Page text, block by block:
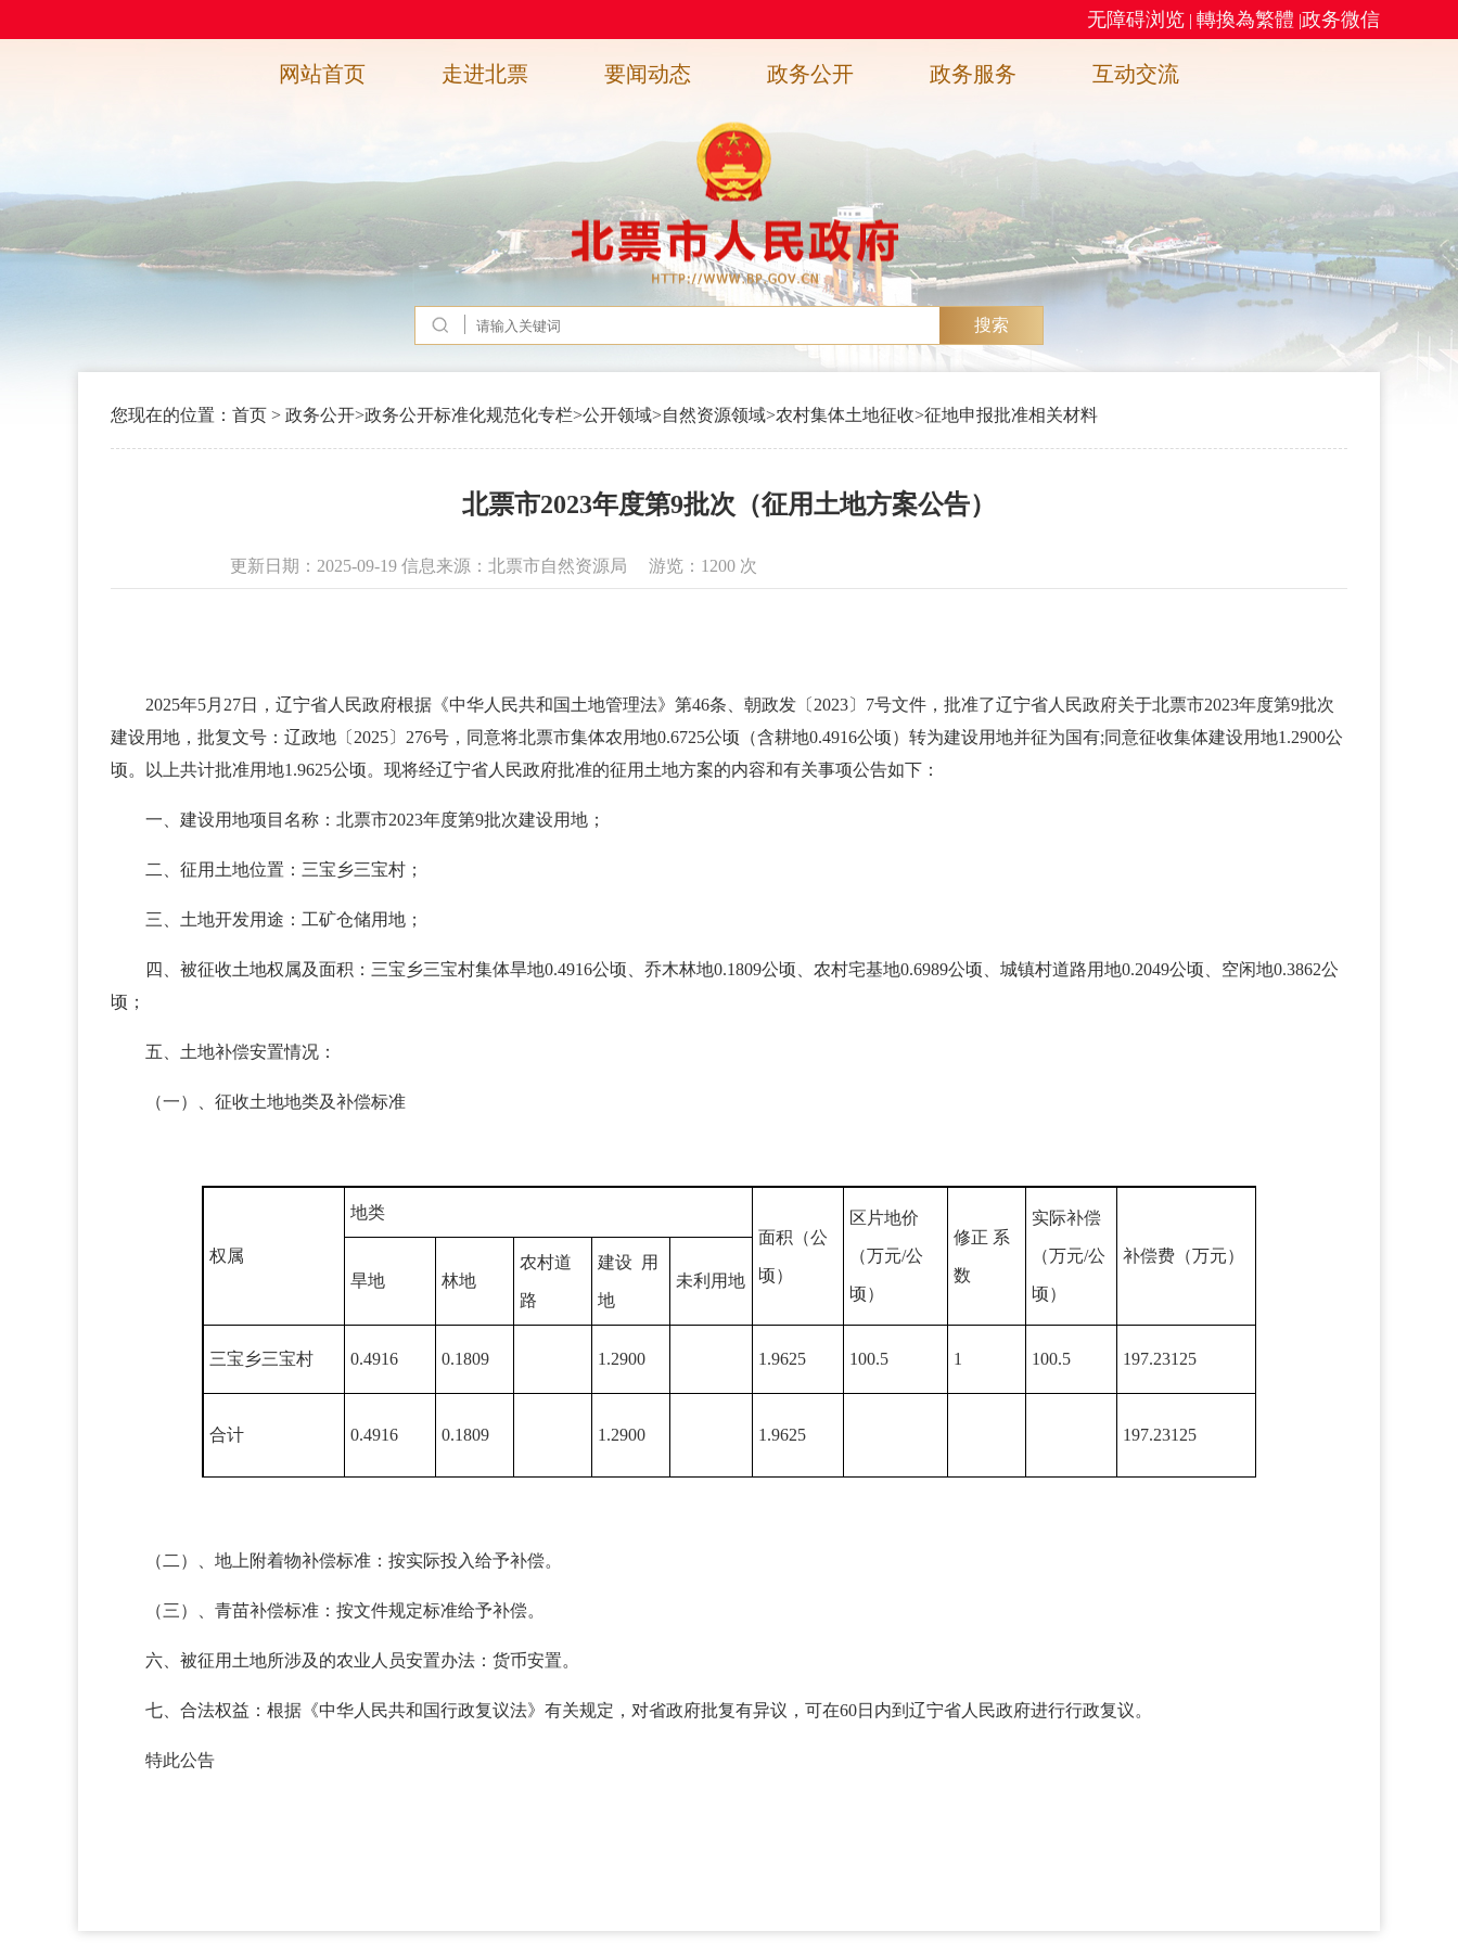
无障碍浏览 | 轉換為繁體 |政务微信
网站首页 走进北票 要闻动态 政务公开 政务服务 互动交流
搜索
您现在的位置： 首页 > 政务公开>政务公开标准化规范化专栏>公开领域>自然资源领域>农村集体土地征收>征地申报批准相关材料
北票市2023年度第9批次（征用土地方案公告）
更新日期：2025-09-19 信息来源：北票市自然资源局 游览： 1200 次
2025年5月27日，辽宁省人民政府根据《中华人民共和国土地管理法》第46条、朝政发〔2023〕7号文件，批准了辽宁省人民政府关于北票市2023年度第9批次
建设用地，批复文号：辽政地〔2025〕276号，同意将北票市集体农用地0.6725公顷（含耕地0.4916公顷）转为建设用地并征为国有;同意征收集体建设用地1.2900公
顷。以上共计批准用地1.9625公顷。现将经辽宁省人民政府批准的征用土地方案的内容和有关事项公告如下：
一、建设用地项目名称：北票市2023年度第9批次建设用地；
二、征用土地位置：三宝乡三宝村；
三、土地开发用途：工矿仓储用地；
四、被征收土地权属及面积：三宝乡三宝村集体旱地0.4916公顷、乔木林地0.1809公顷、农村宅基地0.6989公顷、城镇村道路用地0.2049公顷、空闲地0.3862公
顷；
五、土地补偿安置情况：
（一）、征收土地地类及补偿标准
权属
地类
面积（公
顷）
区片地价
（万元/公
顷）
修正 系
数
实际补偿
（万元/公
顷）
补偿费（万元）
旱地
林地
农村道
路
建设 用
地
未利用地
三宝乡三宝村 0.4916 0.1809 1.2900 1.9625 100.5 1 100.5 197.23125
合计 0.4916 0.1809 1.2900 1.9625 197.23125
（二）、地上附着物补偿标准：按实际投入给予补偿。
（三）、青苗补偿标准：按文件规定标准给予补偿。
六、被征用土地所涉及的农业人员安置办法：货币安置。
七、合法权益：根据《中华人民共和国行政复议法》有关规定，对省政府批复有异议，可在60日内到辽宁省人民政府进行行政复议。
特此公告